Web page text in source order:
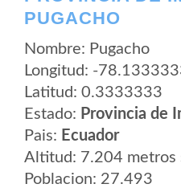
PUGACHO
Nombre: Pugacho
Longitud: -
Latitud: 0.3333333
Estado: Provincia de
Pais: Ecuador
Altitud: 7.204 metros
Poblacion: 27.493